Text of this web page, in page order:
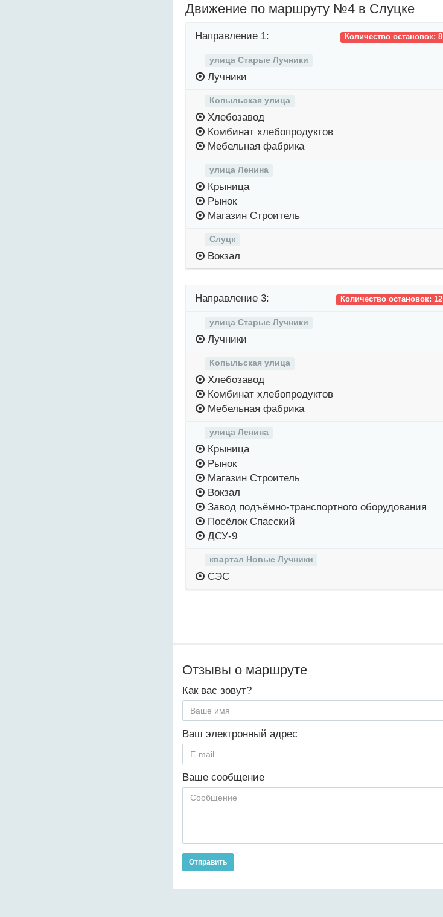
Движение по маршруту №4 в Слуцке
Количество остановок: 8
Направление 1:
улица Старые Лучники
Лучники
Копыльская улица
Хлебозавод
Комбинат хлебопродуктов
Мебельная фабрика
улица Ленина
Крыница
Рынок
Магазин Строитель
Слуцк
Вокзал
Количество остановок: 12
Направление 3:
улица Старые Лучники
Лучники
Копыльская улица
Хлебозавод
Комбинат хлебопродуктов
Мебельная фабрика
улица Ленина
Крыница
Рынок
Магазин Строитель
Вокзал
Завод подъёмно-транспортного оборудования
Посёлок Спасский
ДСУ-9
квартал Новые Лучники
СЭС
Отзывы о маршруте
Как вас зовут?
Ваш электронный адрес
Ваше сообщение
Отправить